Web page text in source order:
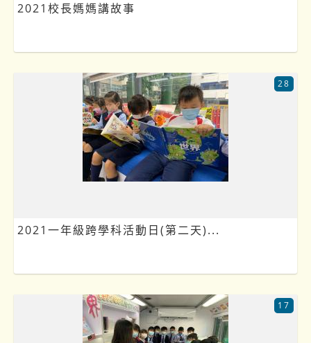
2021校長媽媽講故事
2021一年級跨學科活動日(第二天)...
28
17